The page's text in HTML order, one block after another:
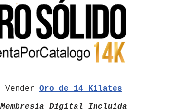
Vender Oro de 14 Kilates
Membresia Digital Incluida